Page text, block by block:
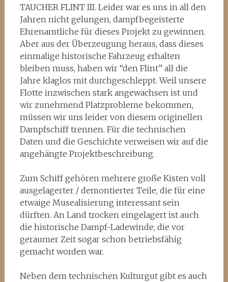
TAUCHER FLINTIII. Leider war es uns in all den
Jahren nicht gelungen, dampfbegeisterte
Ehrenamtliche für dieses Projekt zu gewinnen.
Aber aus der Überzeugung heraus, dass dieses
einmalige historische Fahrzeug erhalten
bleiben muss, haben wir “den Flint” all die
Jahre klaglos mit durchgeschleppt. Weil unsere
Flotte inzwischen stark angewachsen ist und
wir zunehmend Platzprobleme bekommen,
müssen wir uns leider von diesem originellen
Dampfschiff trennen. Für die technischen
Daten und die Geschichte verweisen wir auf die
angehängte Projektbeschreibung.
Zum Schiff gehören mehrere große Kisten voll
ausgelagerter / demontierter Teile, die für eine
etwaige Musealisierung interessant sein
dürften. An Land trocken eingelagert ist auch
die historische Dampf-Ladewinde, die vor
geraumer Zeit sogar schon betriebsfähig
gemacht worden war.
Neben dem technischen Kulturgut gibt es auch